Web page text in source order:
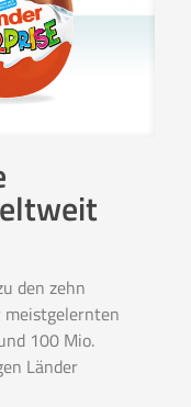
den zehn
meistgelernten
100 Mio.
Länder